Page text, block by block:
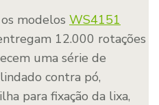
modelos WS4151
12.000 rotações
uma série de
contra pó,
para fixação da lixa,